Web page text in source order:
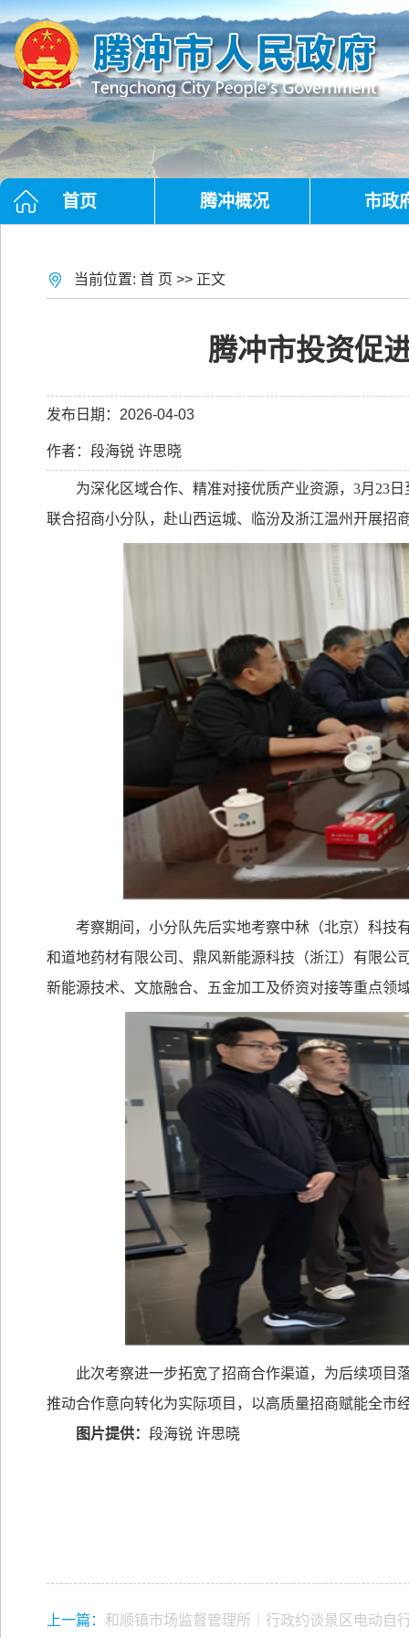
首页 腾冲概况 市政
当前位置: 首 页 >> 正文
腾冲市投资促
发布日期：2026-04-03
作者：段海锐 许思晓
为深化区域合作、精准对接优质产业资源， 3月 23 日
联合招商小分队，赴山西运城、临汾及浙江温州开展招
考察期间，小分队先后实地考察中秫（北京）科技
和道地药材有限公司、鼎风新能源科技（浙江）有限公
新能源技术、文旅融合、五金加工及侨资对接等重点领
此次考察进一步拓宽了招商合作渠道，为后续项目
推动合作意向转化为实际项目，以高质量招商赋能全市
图片提供： 段海锐 许思晓
上一篇： 和顺镇市场监督管理所｜行政约谈景区电动自